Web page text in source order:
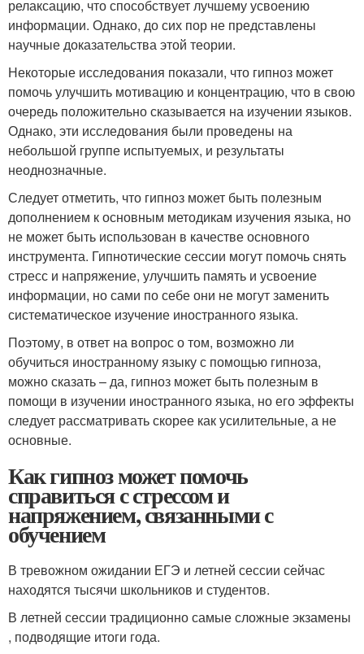
релаксацию, что способствует лучшему усвоению
информации. Однако, до сих пор не представлены
научные доказательства этой теории.
Некоторые исследования показали, что гипноз может
помочь улучшить мотивацию и концентрацию, что в свою
очередь положительно сказывается на изучении языков.
Однако, эти исследования были проведены на
небольшой группе испытуемых, и результаты
неоднозначные.
Следует отметить, что гипноз может быть полезным
дополнением к основным методикам изучения языка, но
не может быть использован в качестве основного
инструмента. Гипнотические сессии могут помочь снять
стресс и напряжение, улучшить память и усвоение
информации, но сами по себе они не могут заменить
систематическое изучение иностранного языка.
Поэтому, в ответ на вопрос о том, возможно ли
обучиться иностранному языку с помощью гипноза,
можно сказать – да, гипноз может быть полезным в
помощи в изучении иностранного языка, но его эффекты
следует рассматривать скорее как усилительные, а не
основные.
Как гипноз может помочь
справиться с стрессом и
напряжением, связанными с
обучением
В тревожном ожидании ЕГЭ и летней сессии сейчас
находятся тысячи школьников и студентов.
В летней сессии традиционно самые сложные экзамены
, подводящие итоги года.